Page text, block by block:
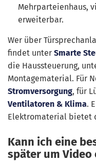
Mehrparteienhaus,
erweiterbar.
Wer über
findet unter Smarte
die Haussteuerung,
Montagematerial. Für
Stromversorgung, für
Ventilatoren & Klima.
Elektromaterial bietet
Kann ich eine
später um Video